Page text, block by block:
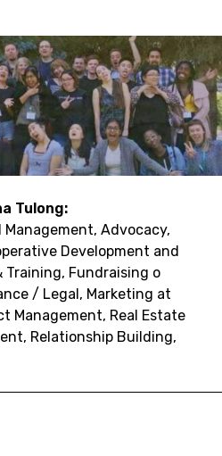
Tulong:
Advocacy,
Development and
Training, Fundraising o
/ Legal, Marketing at
Management, Real Estate
Relationship Building,